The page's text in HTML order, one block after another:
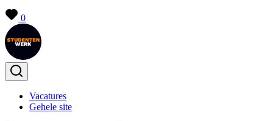
0
Vacatures
Gehele site